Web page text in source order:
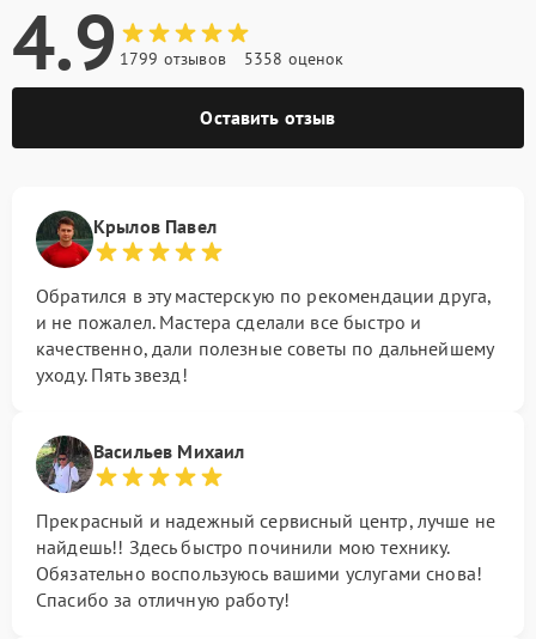
4.9 1799 отзывов 5358 оценок
Оставить отзыв
Крылов Павел
Обратился в эту мастерскую по рекомендации друга,
и не пожалел. Мастера сделали все быстро и
качественно, дали полезные советы по дальнейшему
уходу. Пять звезд!
Васильев Михаил
Прекрасный и надежный сервисный центр, лучше не
найдешь!! Здесь быстро починили мою технику.
Обязательно воспользуюсь вашими услугами снова!
Спасибо за отличную работу!